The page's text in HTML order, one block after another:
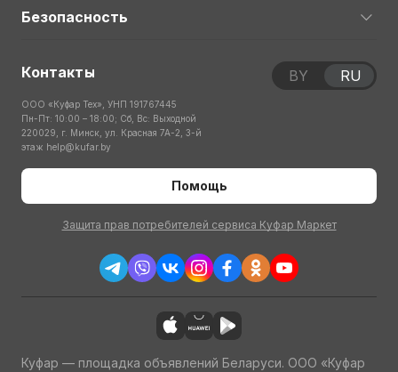
Безопасность
Контакты
ООО «Куфар Тех», УНП 191767445
Пн-Пт: 10:00 – 18:00; Сб, Вс: Выходной
220029, г. Минск, ул. Красная 7А-2, 3-й
этаж help@kufar.by
Помощь
Защита прав потребителей сервиса Куфар Маркет
BY RU
Куфар — площадка объявлений Беларуси. ООО «Куфар